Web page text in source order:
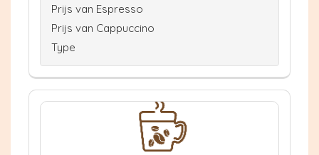
Prijs van Espresso
Prijs van Cappuccino
Type